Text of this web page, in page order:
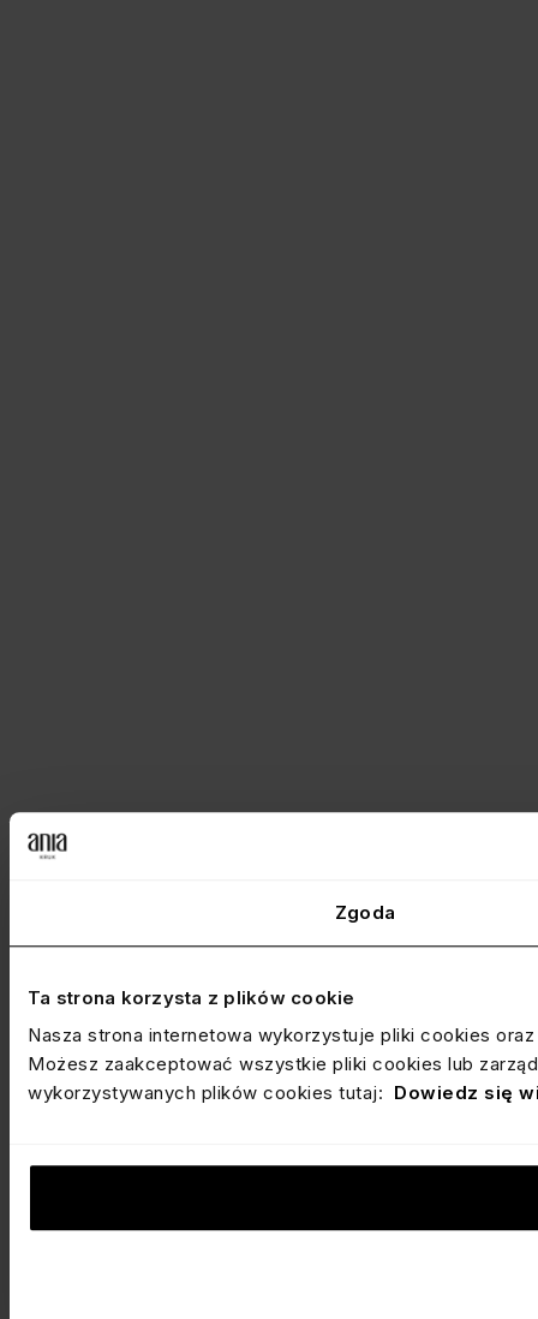
Zgoda
Ta strona korzysta z plików cookie
Nasza strona internetowa wykorzystuje pliki cookies
Możesz zaakceptować wszystkie pliki cookies lub
wykorzystywanych plików cookies tutaj: Dowiedz się